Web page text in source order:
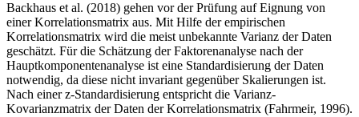
Backhaus et al. (2018) gehen vor der Prüfung auf Eignung von
einer Korrelationsmatrix aus. Mit Hilfe der empirischen
Korrelationsmatrix wird die meist unbekannte Varianz der Daten
geschätzt. Für die Schätzung der Faktorenanalyse nach der
Hauptkomponentenanalyse ist eine Standardisierung der Daten
notwendig, da diese nicht invariant gegenüber Skalierungen ist.
Nach einer z-Standardisierung entspricht die Varianz-
Kovarianzmatrix der Daten der Korrelationsmatrix (Fahrmeir, 1996).